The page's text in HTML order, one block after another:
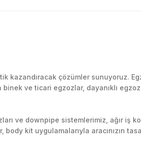
Yorum Yaz
kazandıracak çözümler sunuyoruz.
ve ticari egzozlar, dayanıklı
ve downpipe sistemlerimiz, ağır iş
kit uygulamalarıyla aracınızın